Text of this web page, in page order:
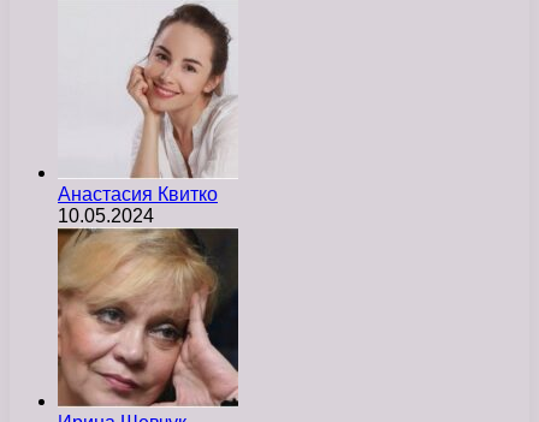
Анастасия Квитко
10.05.2024